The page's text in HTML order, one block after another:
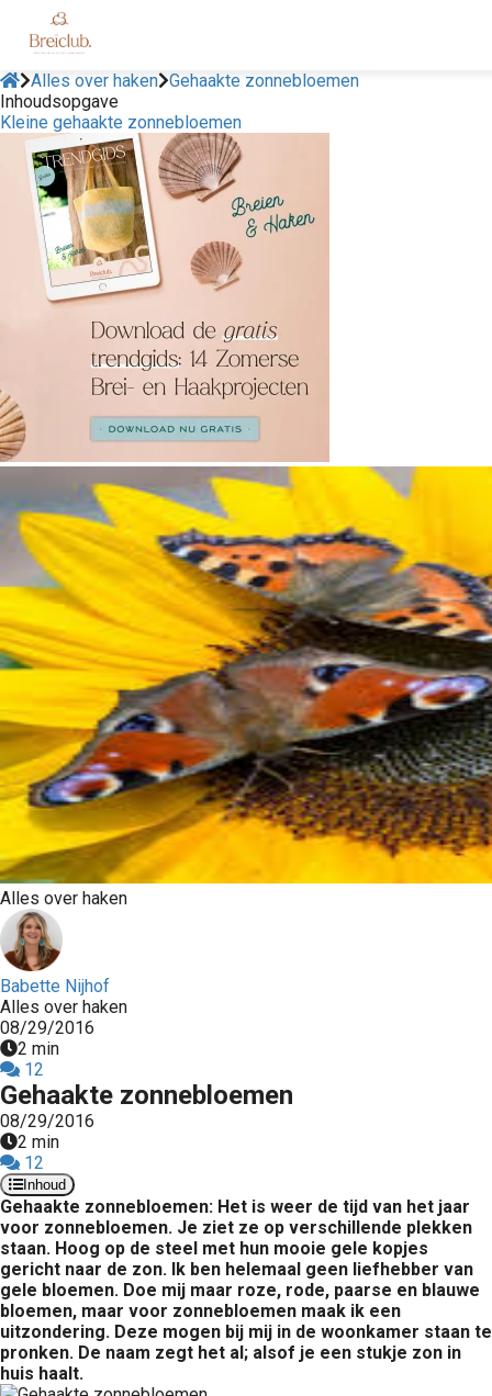
Alles over haken Gehaakte zonnebloemen
Inhoudsopgave
Kleine gehaakte zonnebloemen
Alles over haken
Babette Nijhof
Alles over haken
08/29/2016
2 min
12
Gehaakte zonnebloemen
08/29/2016
2 min
12
Inhoud
Gehaakte zonnebloemen: Het is weer de tijd van het jaar
voor zonnebloemen. Je ziet ze op verschillende plekken
staan. Hoog op de steel met hun mooie gele kopjes
gericht naar de zon. Ik ben helemaal geen liefhebber van
gele bloemen. Doe mij maar roze, rode, paarse en blauwe
bloemen, maar voor zonnebloemen maak ik een
uitzondering. Deze mogen bij mij in de woonkamer staan te
pronken. De naam zegt het al; alsof je een stukje zon in
huis haalt.